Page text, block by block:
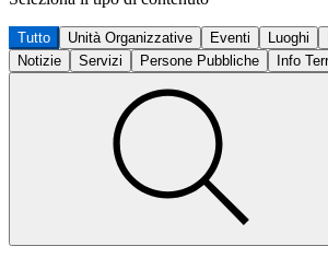
Tutto Unità Organizzative Eventi Luoghi
Notizie
Servizi Persone Pubbliche Info